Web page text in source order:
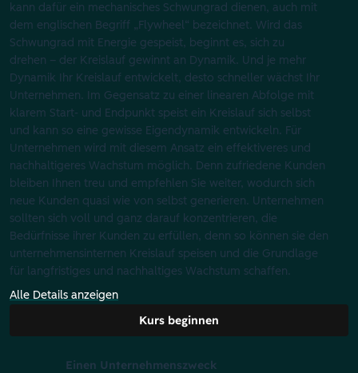
kann dafür ein mechanisches Schwungrad dienen, auch mit
dem englischen Begriff „Flywheel“ bezeichnet. Wird das
Schwungrad mit Energie gespeist, beginnt es, sich zu
drehen – der Kreislauf gewinnt an Dynamik. Und je mehr
Dynamik Ihr Kreislauf entwickelt, desto schneller wächst Ihr
Unternehmen. Im Gegensatz zu einer linearen Abfolge mit
klarem Start- und Endpunkt speist ein Kreislauf sich selbst
und kann so eine gewisse Eigendynamik entwickeln. Für
Unternehmen wird mit diesem Ansatz ein effektiveres und
nachhaltigeres Wachstum möglich. Denn zufriedene Kunden
bleiben Ihnen treu und empfehlen Sie weiter, wodurch sich
neue Kunden quasi wie von selbst generieren. Unternehmen
sollten sich voll und ganz darauf konzentrieren, die
Bedürfnisse ihrer Kunden zu erfüllen, denn so können sie den
unternehmensinternen Kreislauf speisen und die Grundlage
für langfristiges und nachhaltiges Wachstum schaffen.
Alle Details anzeigen
Kurs beginnen
Einen Unternehmenszweck